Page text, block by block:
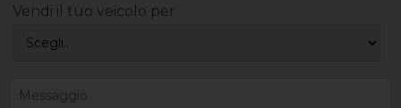
Vendi il tuo veicolo per